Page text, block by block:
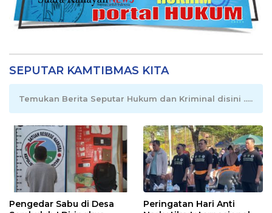
SEPUTAR KAMTIBMAS KITA
Temukan Berita Seputar Hukum dan Kriminal disini .....
Pengedar Sabu di Desa
Peringatan Hari Anti